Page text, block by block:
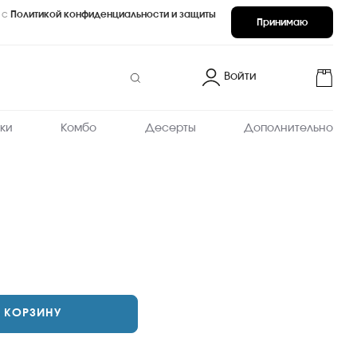
Принимаю
с Политикой конфиденциальности и защиты
Войти
Комбо Десерты Дополнительно
КОРЗИНУ